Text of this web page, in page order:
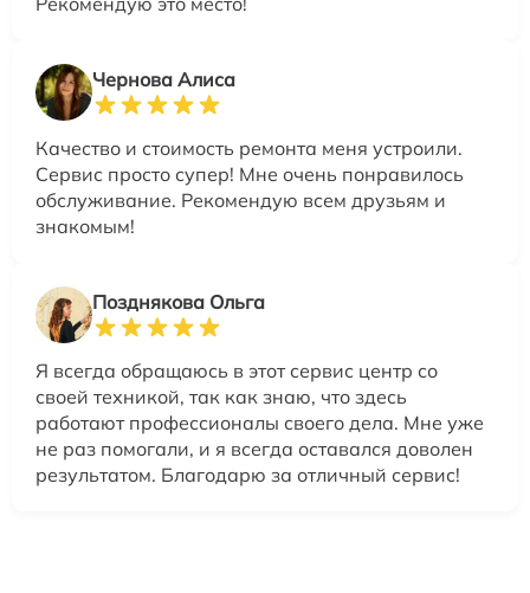
Чернова Алиса
Качество и стоимость ремонта меня устроили.
Сервис просто супер! Мне очень понравилось
обслуживание. Рекомендую всем друзьям и
знакомым!
Позднякова Ольга
Я всегда обращаюсь в этот сервис центр со
своей техникой, так как знаю, что здесь
работают профессионалы своего дела. Мне уже
не раз помогали, и я всегда оставался доволен
результатом. Благодарю за отличный сервис!